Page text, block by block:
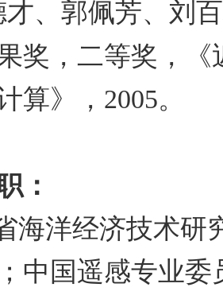
才、郭佩芳、刘
奖，二等奖，
算》， 2005。
：
海洋经济技术研
中国遥感专业